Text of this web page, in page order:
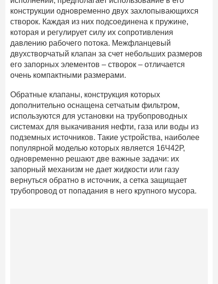
конструкции одновременно двух захлопывающихся
створок. Каждая из них подсоединена к пружине,
которая и регулирует силу их сопротивления
давлению рабочего потока. Межфланцевый
двухстворчатый клапан за счет небольших размеров
его запорных элементов – створок – отличается
очень компактными размерами.
Обратные клапаны, конструкция которых
дополнительно оснащена сетчатым фильтром,
используются для установки на трубопроводных
системах для выкачивания нефти, газа или воды из
подземных источников. Такие устройства, наиболее
популярной моделью которых является 16Ч42Р,
одновременно решают две важные задачи: их
запорный механизм не дает жидкости или газу
вернуться обратно в источник, а сетка защищает
трубопровод от попадания в него крупного мусора.